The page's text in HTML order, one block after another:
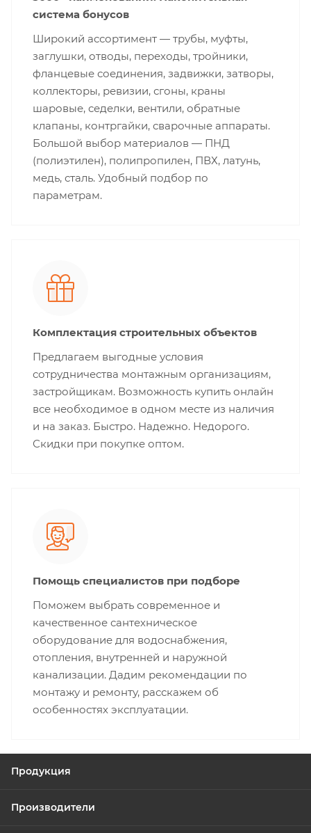
система бонусов
Широкий ассортимент — трубы, муфты,
заглушки, отводы, переходы, тройники,
фланцевые соединения, задвижки, затворы,
коллекторы, ревизии, сгоны, краны
шаровые, седелки, вентили, обратные
клапаны, контргайки, сварочные аппараты.
Большой выбор материалов — ПНД
(полиэтилен), полипропилен, ПВХ, латунь,
медь, сталь. Удобный подбор по
параметрам.
Комплектация строительных объектов
Предлагаем выгодные условия
сотрудничества монтажным организациям,
застройщикам. Возможность купить онлайн
все необходимое в одном месте из наличия
и на заказ. Быстро. Надежно. Недорого.
Скидки при покупке оптом.
Помощь специалистов при подборе
Поможем выбрать современное и
качественное сантехническое
оборудование для водоснабжения,
отопления, внутренней и наружной
канализации. Дадим рекомендации по
монтажу и ремонту, расскажем об
особенностях эксплуатации.
Продукция
Производители